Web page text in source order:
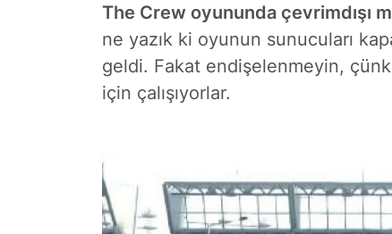
The Crew oyununda çevrimdışı
ne yazık ki oyunun sunucuları
geldi. Fakat endişelenmeyin,
için çalışıyorlar.